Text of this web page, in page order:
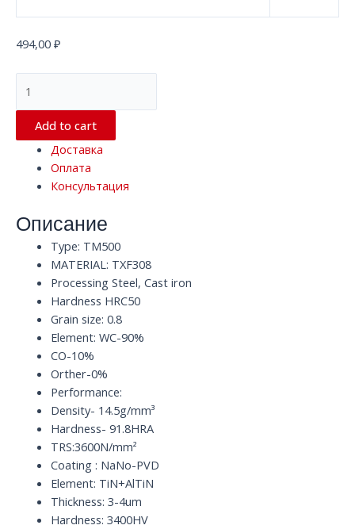
494,00 ₽
концевая
фреза
с
канавками
TM500
HRC50
D1.5
quantity
Add to cart
Доставка
Оплата
Консультация
Описание
Type: TM500
MATERIAL: TXF308
Processing Steel, Cast iron
Hardness HRC50
Grain size: 0.8
Element: WC-90%
CO-10%
Orther-0%
Performance:
Density- 14.5g/mm³
Hardness- 91.8HRA
TRS:3600N/mm²
Coating : NaNo-PVD
Element: TiN+AlTiN
Thickness: 3-4um
Hardness: 3400HV